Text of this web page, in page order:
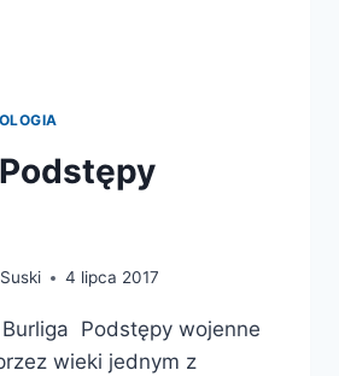
4 lipca 2017
Podstępy wojenne
wieki jednym z